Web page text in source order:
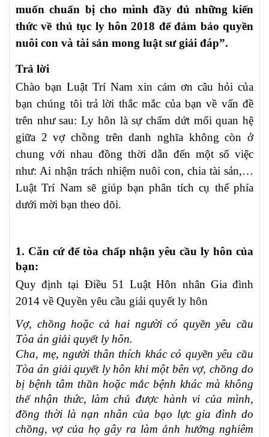
muốn chuẩn bị cho mình đầy đủ những kiến
thức về thủ tục ly hôn 2018 để đảm bảo quyền
nuôi con và tài sản mong luật sư giải đáp”.
Trả lời
Chào bạn Luật Trí Nam xin cám ơn câu hỏi của
bạn chúng tôi trả lời thắc mắc của bạn về vấn đề
trên như sau: Ly hôn là sự chấm dứt mối quan hệ
giữa 2 vợ chồng trên danh nghĩa không còn ở
chung với nhau đồng thời dẫn đến một số việc
như: Ai nhận trách nhiệm nuôi con, chia tài sản,…
Luật Trí Nam sẽ giúp bạn phân tích cụ thể phía
dưới mời bạn theo dõi.
1. Căn cứ để tòa chấp nhận yêu cầu ly hôn của
bạn:
Quy định tại Điều 51 Luật Hôn nhân Gia đình
2014 về Quyền yêu cầu giải quyết ly hôn
Vợ, chồng hoặc cả hai người có quyền yêu cầu
Tòa án giải quyết ly hôn.
Cha, mẹ, người thân thích khác có quyền yêu cầu
Tòa án giải quyết ly hôn khi một bên vợ, chồng do
bị bệnh tâm thần hoặc mắc bệnh khác mà không
thể nhận thức, làm chủ được hành vi của mình,
đồng thời là nạn nhân của bạo lực gia đình do
chồng, vợ của họ gây ra làm ảnh hưởng nghiêm